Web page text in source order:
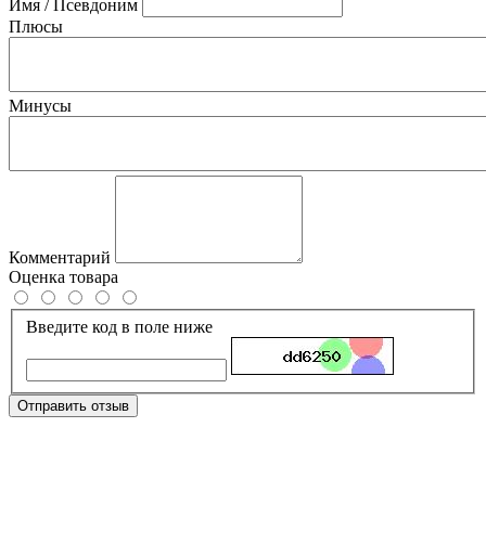
Имя / Псевдоним
Плюсы
Минусы
Комментарий
Оценка товара
Введите код в поле ниже
Отправить отзыв